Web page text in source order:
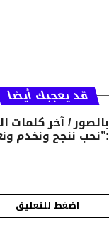
قد يعجبك أيضا
بالصور / آخر كلمات
:”نحب ننجح ونخدم
اضغط للتعليق